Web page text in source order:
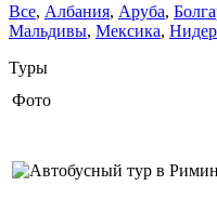
Все, Албания, Аруба,
Мальдивы, Мексика,
Туры
Фото